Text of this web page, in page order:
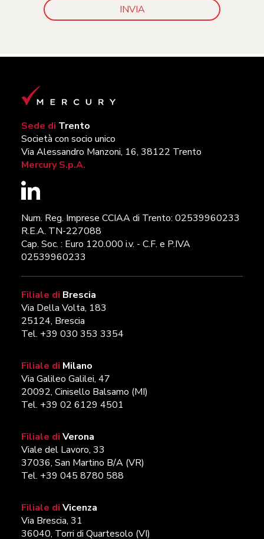
Sede di Trento
Società con socio unico
Via Alessandro Manzoni, 16, 38122 Trento
Mercury S.p.A.
Num. Reg. Imprese CCIAA di Trento: 02539960233
R.E.A. TN-227088
Cap. Soc. : Euro 120.000 i.v. - C.F. e P.IVA
02539960233
Filiale di Brescia
Via Della Volta, 183
25124, Brescia
Tel. +39 030 353 3354
Filiale di Milano
Via Galileo Galilei, 47
20092, Cinisello Balsamo (MI)
Tel. +39 02 6129 4501
Filiale di Verona
Viale del Lavoro, 33
37036, San Martino B/A (VR)
Tel. +39 045 8780 588
Filiale di Vicenza
Via Brescia, 31
36040, Torri di Quartesolo (VI)